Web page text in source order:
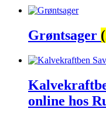
Grøntsager
online hos